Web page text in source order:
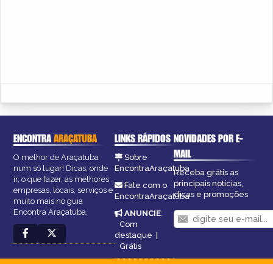
ENCONTRAARAÇATUBA
O melhor de Araçatuba
num só lugar! Dicas, onde
ir, o que fazer, as melhores
empresas, locais, serviços e
muito mais no guia
Encontra Araçatuba.
LINKS RÁPIDOS
Sobre
EncontraAraçatuba
Fale com o
EncontraAraçatuba
ANUNCIE:
Com
destaque |
Grátis
NOVIDADES POR E-
MAIL
Receba grátis as
principais notícias,
dicas e promoções